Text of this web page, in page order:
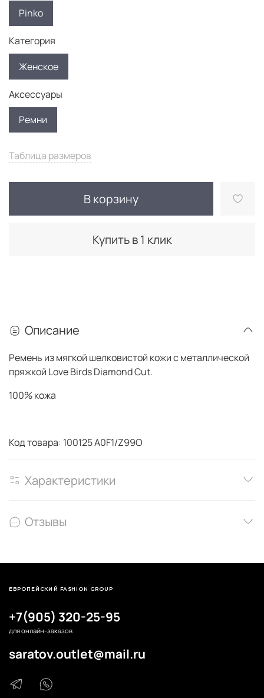
Таблица размеров
В корзину
Купить в 1 клик
Pinko
Категория
Женское
Аксессуары
Ремни
Описание
Ремень из мягкой шелковистой кожи с металлической
пряжкой Love Birds Diamond Cut.
100% кожа
Код товара: 100125 A0F1/Z99O
Характеристики
Отзывы
+7(905) 320-25-95
для онлайн-заказов
saratov.outlet@mail.ru
ЕВРОПЕЙСКИЙ FASHION GROUP